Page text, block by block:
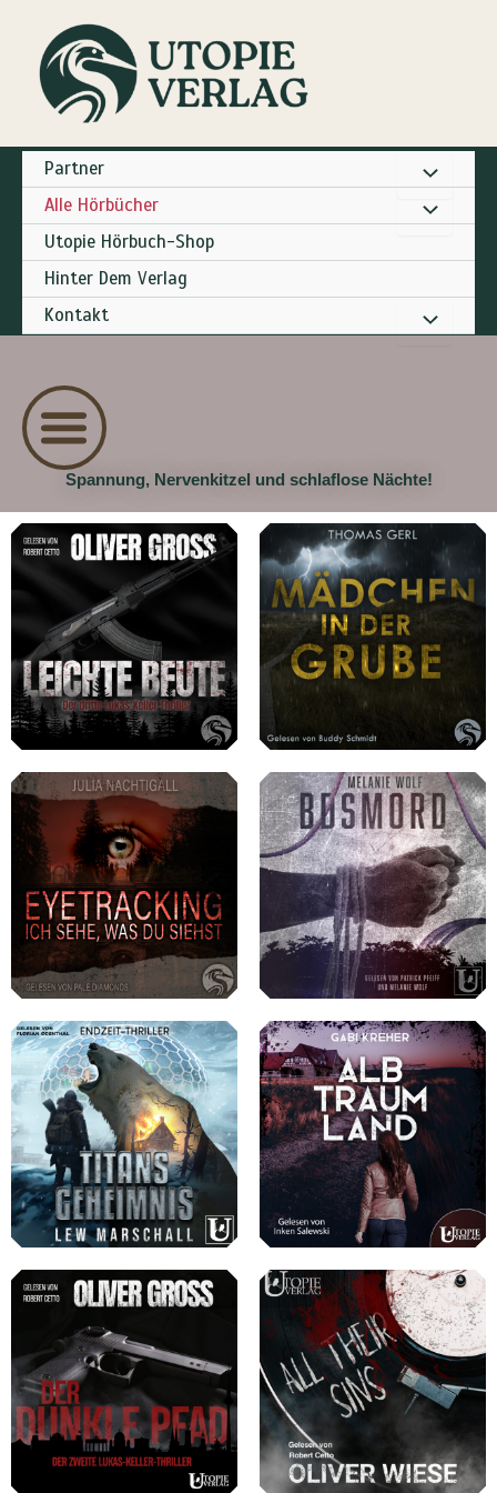
springen
Partner
Alle Hörbücher
Utopie Hörbuch-Shop
Hinter Dem Verlag
Kontakt
Spannung, Nervenkitzel und schlaflose Nächte!